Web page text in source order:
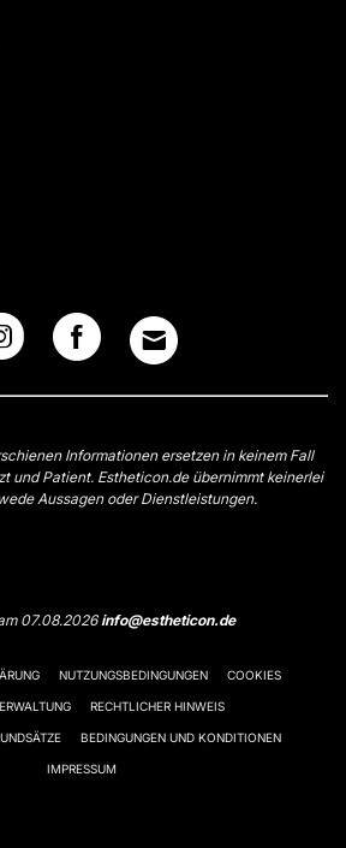
Informationen ersetzen in keinem Fall
und Patient. Estheticon.de übernimmt keinerlei
Aussagen oder Dienstleistungen.
07.08.2026info@estheticon.de
NUTZUNGSBEDINGUNGEN COOKIES
RECHTLICHER HINWEIS
BEDINGUNGEN UND KONDITIONEN
IMPRESSUM